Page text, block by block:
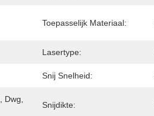
Toepasselijk Materiaal:
Lasertype:
Snij Snelheid:
Dwg,
Snijdikte: